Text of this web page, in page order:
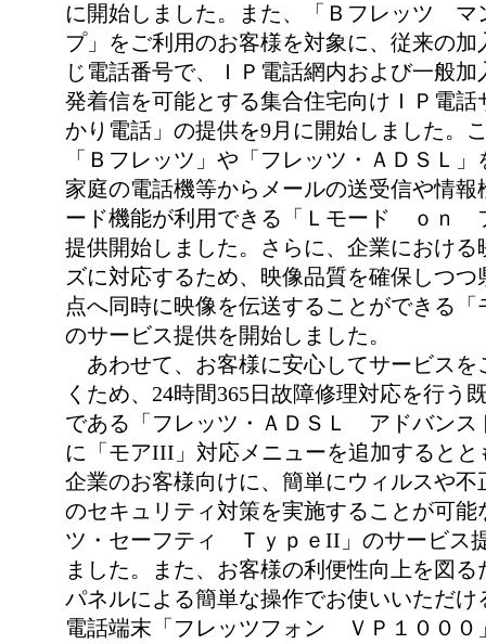
に開始しました。また、「Ｂフレッツ マ
プ」をご利用のお客様を対象に、従来の加
じ電話番号で、ＩＰ電話網内および一般加
発着信を可能とする集合住宅向けＩＰ電話
かり電話」の提供を9月に開始しました。
「Ｂフレッツ」や「フレッツ・ＡＤＳＬ
家庭の電話機等からメールの送受信や情報
ード機能が利用できる「Ｌモード ｏｎ
提供開始しました。さらに、企業における
ズに対応するため、映像品質を確保しつつ
点へ同時に映像を伝送することができる「
のサービス提供を開始しました。
あわせて、お客様に安心してサービスを
くため、24時間365日故障修理対応を行う
である「フレッツ・ＡＤＳＬ アドバンス
に「モアIII」対応メニューを追加するとと
企業のお客様向けに、簡単にウィルスや不
のセキュリティ対策を実施することが可能
ツ・セーフティ ＴｙｐｅII」のサービス
ました。また、お客様の利便性向上を図る
パネルによる簡単な操作でお使いいただけ
電話端末「フレッツフォン ＶＰ１０００